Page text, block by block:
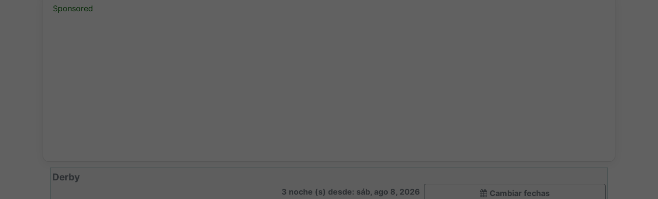
Sponsored
Derby
3 noche (s) desde: sáb, ago 8, 2026 Cambiar fechas